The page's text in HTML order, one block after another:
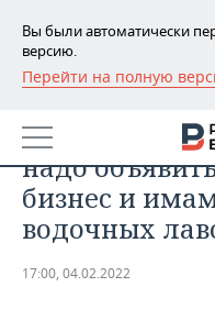
Вы были автоматически
версию.
Перейти на полную
РЕГИОНЫ
БАШКОРТОСТАН
ТАТАРСТАН
УДМУРТИЯ
НОВОСТИ
АНАЛИТИКА
НОВОСТИ
ДЕКЛАРАЦИИ О
ЭКОНОМИКА
НОВОСТИ
ПРОМЫШЛЕННОСТЬ
«Если
надо
бизнес и
водочных
17:00, 04.02.2022